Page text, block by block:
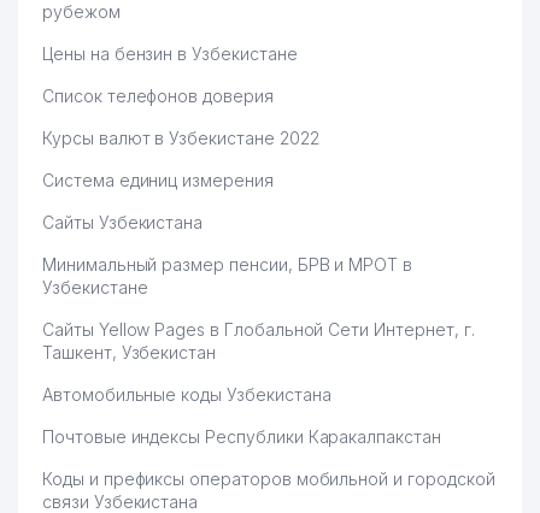
рубежом
Цены на бензин в Узбекистане
Список телефонов доверия
Курсы валют в Узбекистане 2022
Система единиц измерения
Сайты Узбекистана
Минимальный размер пенсии, БРВ и МРОТ в
Узбекистане
Сайты Yellow Pages в Глобальной Сети Интернет, г.
Ташкент, Узбекистан
Автомобильные коды Узбекистана
Почтовые индексы Республики Каракалпакстан
Коды и префиксы операторов мобильной и городской
связи Узбекистана